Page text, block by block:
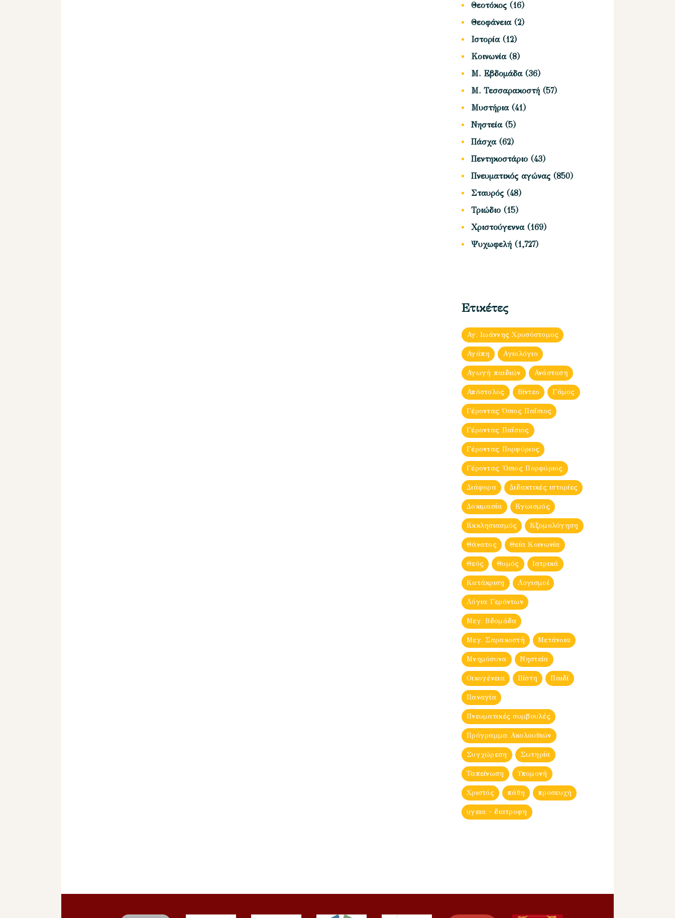
Θεοτόκος (16)
Θεοφάνεια(2)
Ιστορία(12)
Κοινωνία(8)
Μ. Εβδομάδα(36)
Μ. Τεσσαρακοστή (57)
Μυστήρια(41)
Νηστεία(5)
Πάσχα(62)
Πεντηκοστάριο (43)
Πνευματικός αγώνας (850)
Σταυρός (48)
Τριώδιο (15)
Χριστούγεννα(169)
Ψυχωφελή (1,727)
Ετικέτες
Αγ. Ιωάννης Χρυσόστομος
Αγάπη Αγιολόγιο
Αγωγή παιδιών Ανάσταση
Απόστολος Βίντεο Γάμος
Γέροντας Όσιος Παΐσιος
Γέροντας Παΐσιος
Γέροντας Πορφύριος
Γέροντας Ὀσιος Πορφύριος
Διάφορα Διδακτικές ιστορίες
Δοκιμασία Εγωισμός
Εκκλησιασμός Εξομολόγηση
Θάνατος Θεία Κοινωνία
Θεός Θυμός Ιατρικά
Κατάκριση Λογισμοί
Λόγια Γερόντων
Μεγ. Βδομἀδα
Μεγ. Σαρακοστή Μετάνοια
Μνημόσυνα Νηστεία
Οικογένεια Πίστη Παιδί
Παναγία
Πνευματικές συμβουλές
Πρόγραμμα Ακολουθιών
Συγχώρεση Σωτηρία
Ταπείνωση Υπομονή
Χριστός πάθη προσευχή
υγεια - διατροφη